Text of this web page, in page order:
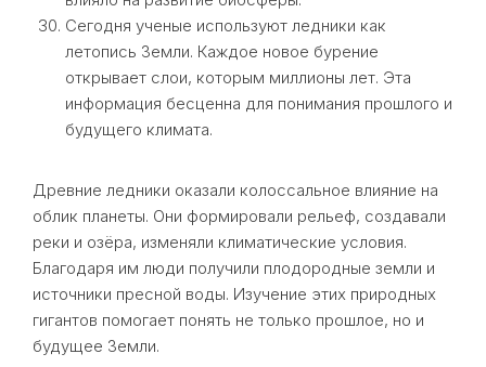
Сегодня ученые используют ледники как
летопись Земли. Каждое новое бурение
открывает слои, которым миллионы лет. Эта
информация бесценна для понимания прошлого и
будущего климата.
Древние ледники оказали колоссальное влияние на
облик планеты. Они формировали рельеф, создавали
реки и озёра, изменяли климатические условия.
Благодаря им люди получили плодородные земли и
источники пресной воды. Изучение этих природных
гигантов помогает понять не только прошлое, но и
будущее Земли.